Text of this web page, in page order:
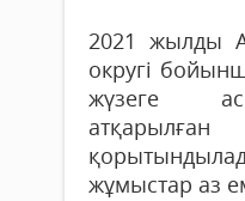
2021 жылды
округі
жүзеге
жұмыстар аз